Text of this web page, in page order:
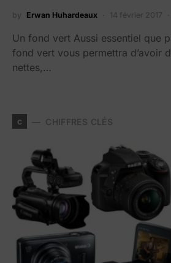
by Erwan Huhardeaux 14 février 2017
Un fond vert Aussi essentiel que
fond vert vous permettra d’avoir
nettes,…
c CHIFFRES CLÉS